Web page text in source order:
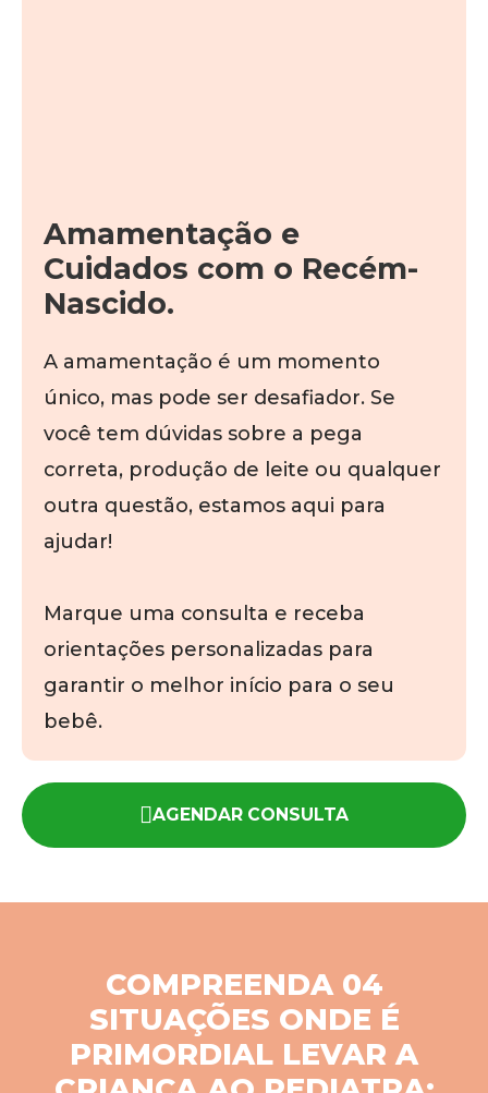
Amamentação e
Cuidados com o Recém-
Nascido.
A amamentação é um momento
único, mas pode ser desafiador. Se
você tem dúvidas sobre a pega
correta, produção de leite ou qualquer
outra questão, estamos aqui para
ajudar!
Marque uma consulta e receba
orientações personalizadas para
garantir o melhor início para o seu
bebê.
AGENDAR CONSULTA
COMPREENDA 04
SITUAÇÕES ONDE É
PRIMORDIAL LEVAR A